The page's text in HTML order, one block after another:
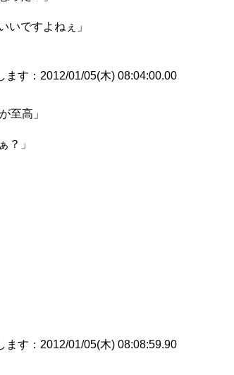
いですよねぇ」
す：2012/01/05(木) 08:04:00.00
至高」
？」
す：2012/01/05(木) 08:08:59.90